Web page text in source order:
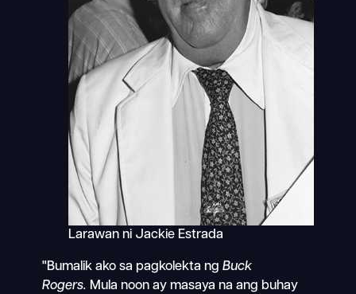
Larawan ni Jackie Estrada
"Bumalik ako sa pagkolekta ng Buck
Rogers. Mula noon ay masaya na ang buhay